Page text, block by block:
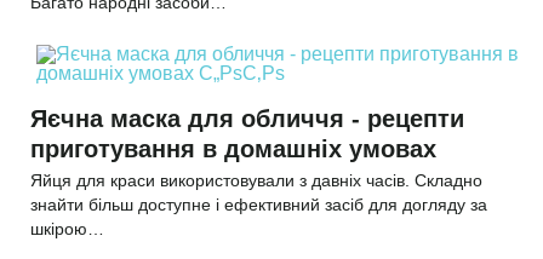
Яєчна маска для обличчя - рецепти
приготування в домашніх умовах
Яйця для краси використовували з давніх часів. Складно
знайти більш доступне і ефективний засіб для догляду за
шкірою…